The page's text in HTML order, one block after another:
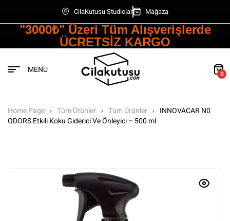
CilaKutusu Studiolar Mağaza
"3000₺" Üzeri Tüm Alışverişlerde
ÜCRETSİZ KARGO
MENU 0
Home Page Tüm Ürünler Tüm Ürünler
INNOVACAR N0
ODORS Etkili Koku Giderici Ve Önleyici – 500 ml